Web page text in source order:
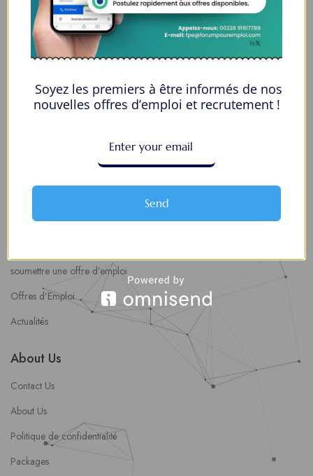
Parcourir les Candidats
Tableau de Bord
Alertes d’Emploi
Mes Favoris
Postuler en ligne : 5 erreurs courantes à éviter pour maximiser vos
8 Décisions Importantes Pour Ne Pas Vivre Avec Des Regrets
Espace Employeurs
Parcourirs les employeurs
soumettre une offre d’emploi
Offres d’Emploi
Actualités
About Us
Contact Us
About Us
Politique de confidentialité
Packages
Soyez les premiers à être informés de nos
nouvelles offres d’emploi et recrutement !
Send